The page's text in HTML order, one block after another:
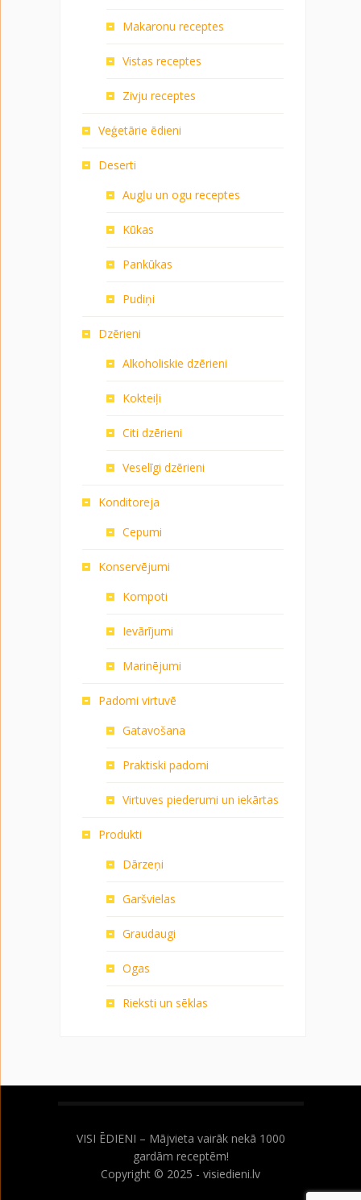
Makaronu receptes
Vistas receptes
Zivju receptes
Veģetārie ēdieni
Deserti
Augļu un ogu receptes
Kūkas
Pankūkas
Pudiņi
Dzērieni
Alkoholiskie dzērieni
Kokteiļi
Citi dzērieni
Veselīgi dzērieni
Konditoreja
Cepumi
Konservējumi
Kompoti
Ievārījumi
Marinējumi
Padomi virtuvē
Gatavošana
Praktiski padomi
Virtuves piederumi un iekārtas
Produkti
Dārzeņi
Garšvielas
Graudaugi
Ogas
Rieksti un sēklas
VISI ĒDIENI – Mājvieta vairāk nekā 1000
gardām receptēm!
Copyright © 2025 - visiedieni.lv